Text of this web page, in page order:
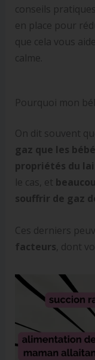
conseils
en place pour
que cela vous
calme.
Pourquoi mon
On dit souvent
gaz que les
propriétés du
le cas, et
souffrir de gaz
Ces derniers
facteurs , dont